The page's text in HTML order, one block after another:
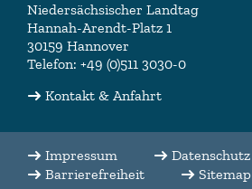
Niedersächsischer Landtag
Hannah-Arendt-Platz 1
30159 Hannover
Telefon: +49 (0)511 3030-0
Kontakt & Anfahrt
Impressum
Datenschutz
Barrierefreiheit
Sitemap